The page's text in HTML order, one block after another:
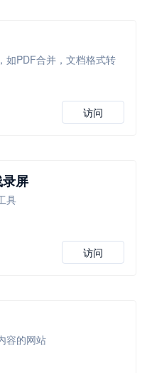
如PDF合并，文档格式转
访问
屏
具
访问
容的网站